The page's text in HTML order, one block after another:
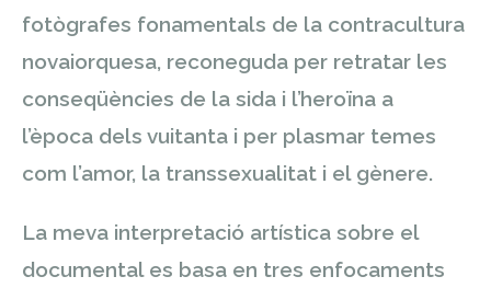
fotògrafes fonamentals de la contracultura
novaiorquesa, reconeguda per retratar les
conseqüències de la sida i l’heroïna a
l’època dels vuitanta i per plasmar temes
com l’amor, la transsexualitat i el gènere.
La meva interpretació artística sobre el
documental es basa en tres enfocaments